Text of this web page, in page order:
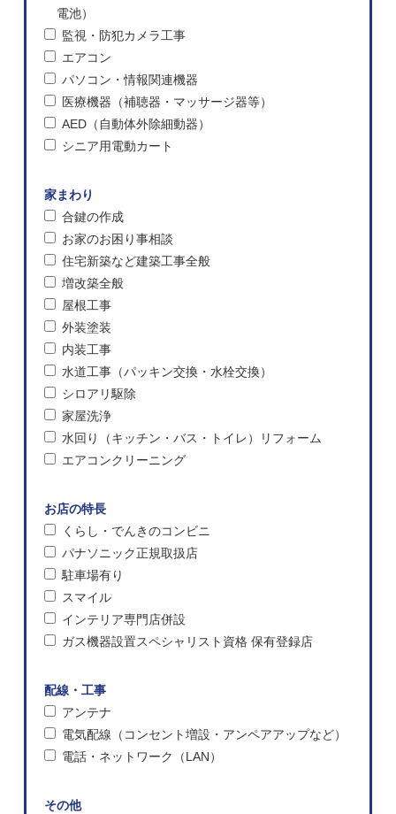
電池）
監視・防犯カメラ工事
エアコン
パソコン・情報関連機器
医療機器（補聴器・マッサージ器等）
AED（自動体外除細動器）
シニア用電動カート
家まわり
合鍵の作成
お家のお困り事相談
住宅新築など建築工事全般
増改築全般
屋根工事
外装塗装
内装工事
水道工事（パッキン交換・水栓交換）
シロアリ駆除
家屋洗浄
水回り（キッチン・バス・トイレ）リフォーム
エアコンクリーニング
お店の特長
くらし・でんきのコンビニ
パナソニック正規取扱店
駐車場有り
スマイル
インテリア専門店併設
ガス機器設置スペシャリスト資格 保有登録店
配線・工事
アンテナ
電気配線（コンセント増設・アンペアアップなど）
電話・ネットワーク（LAN）
その他